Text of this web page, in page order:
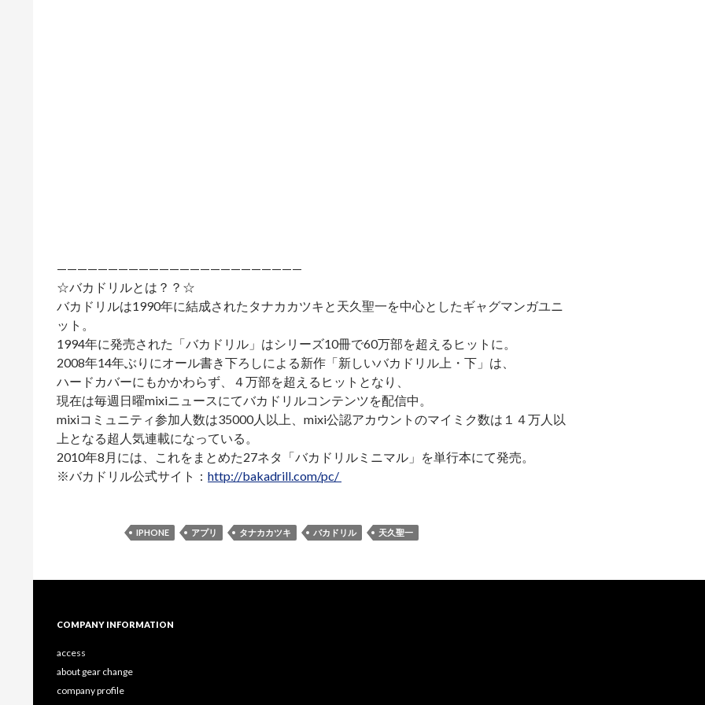
————————————————————————
☆バカドリルとは？？☆
バカドリルは1990年に結成されたタナカカツキと天久聖一を中心としたギャグマンガユニ
ット。
1994年に発売された「バカドリル」はシリーズ10冊で60万部を超えるヒットに。
2008年14年ぶりにオール書き下ろしによる新作「新しいバカドリル上・下」は、
ハードカバーにもかかわらず、４万部を超えるヒットとなり、
現在は毎週日曜mixiニュースにてバカドリルコンテンツを配信中。
mixiコミュニティ参加人数は35000人以上、mixi公認アカウントのマイミク数は１４万人以
上となる超人気連載になっている。
2010年8月には、これをまとめた27ネタ「バカドリルミニマル」を単行本にて発売。
※バカドリル公式サイト： http://bakadrill.com/pc/
IPHONE アプリ タナカカツキ バカドリル 天久聖一
COMPANY INFORMATION
access
about gear change
company profile